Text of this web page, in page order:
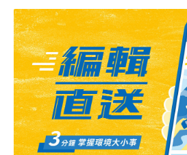
11月底，共12萬多人，與去年數據
計已達4000人次，已有去年全年的
喜歡烏山頭水庫，與八田與一事蹟
關，日本觀光客曾說，他們很訝異
重要的烏山頭水庫與嘉南大圳，而
與一。